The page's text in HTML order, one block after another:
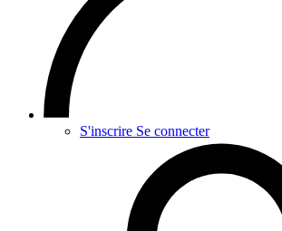
S'inscrire Se connecter